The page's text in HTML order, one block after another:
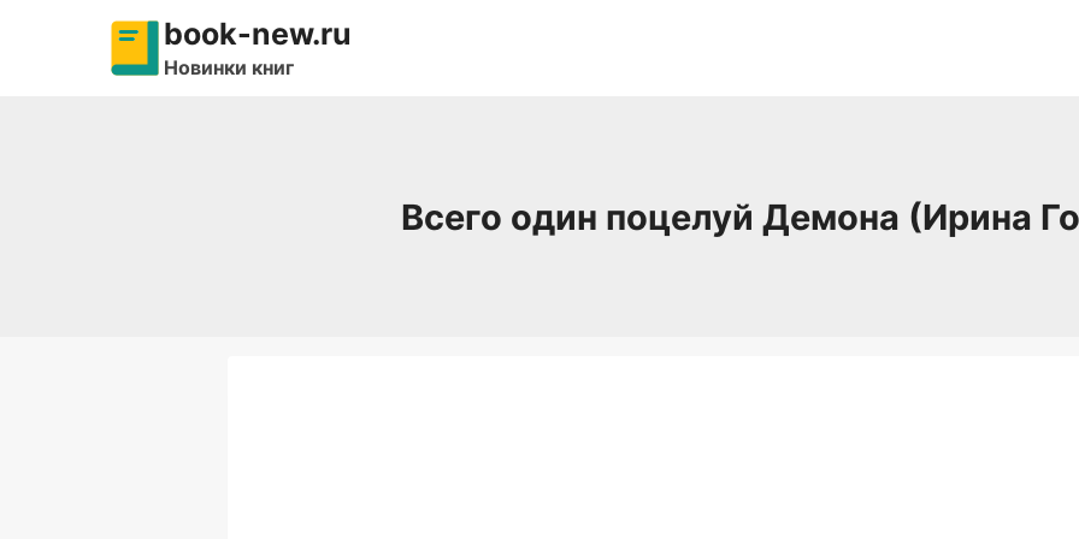
содержимому
book-new.ru
Новинки книг
Всего один поцелуй Демона (Ирина